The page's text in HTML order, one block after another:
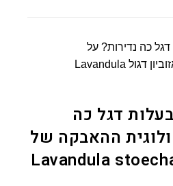
דגל כה
ההאבקה של